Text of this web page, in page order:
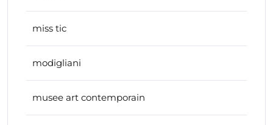
miss tic
modigliani
musee art contemporain